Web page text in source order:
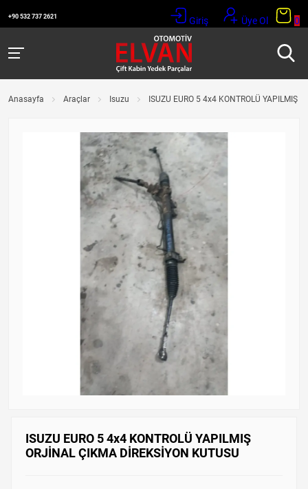
+90 532 737 2621 Giriş Üye Ol 0
Anasayfa Araçlar Isuzu ISUZU EURO 5 4x4 KONTROLÜ YAPILMIŞ
ISUZU EURO 5 4x4 KONTROLÜ YAPILMIŞ
ORJİNAL ÇIKMA DİREKSİYON KUTUSU